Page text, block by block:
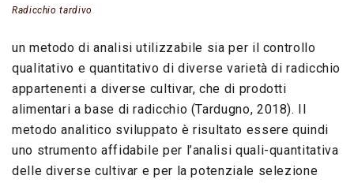
Radicchio tardivo
un metodo di analisi utilizzabile sia per il controllo
qualitativo e quantitativo di diverse varietà di radicchio
appartenenti a diverse cultivar, che di prodotti
alimentari a base di radicchio (Tardugno, 2018). Il
metodo analitico sviluppato è risultato essere quindi
uno strumento affidabile per l’analisi quali-quantitativa
delle diverse cultivar e per la potenziale selezione